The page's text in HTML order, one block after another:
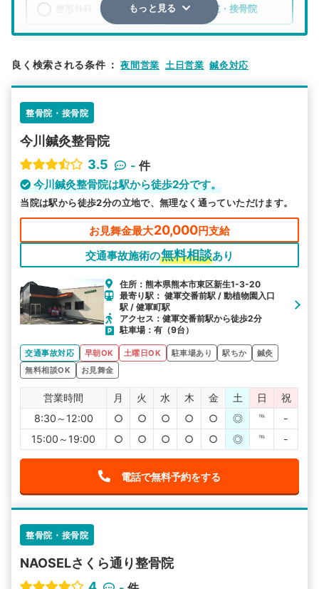
整骨院・接骨院
検索する
駅から探す 院名から探す
もっと見る
良く検索される条件 ： 夜間営業 土日営業 鍼灸対応
整骨院・接骨院
今川鍼灸整骨院
3.5
- 件
今川鍼灸整骨院は駅から徒歩2分です。
当院は駅から徒歩2分の立地で、無理なく通っていただけます。
お見舞金最大20,000円支給
交通事故施術の無料相談あり
住所：熊本県熊本市東区新生1-3-20
最寄り駅： 健軍交番前駅 / 動植物園入口
駅 / 健軍町駅
アクセス：健軍交番前駅から徒歩2分
駐車場：有（9台）
交通事故対応 早朝OK 土曜日OK 駐車場あり 駅ちか
鍼灸
無料相談OK
お見舞金
営業時間 月 火 水 木 金 土 日
祝
8:30～12:00
○ ○ ○ ○ ○ ◎ ℡
-
15:00～19:00
○ ○ ○ ○ ○ ◎ ℡ -
電話で無料予約をする
整骨院・接骨院
NAOSELさくら通り整骨院